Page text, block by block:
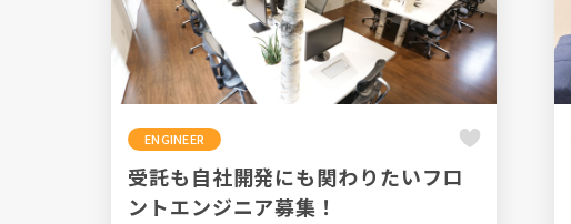
ENGINEER
受託も自社開発にも関わりたいフロ
ントエンジニア募集！